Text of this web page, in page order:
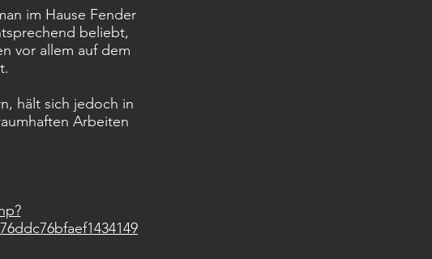
im Hause Fender
beliebt,
vor allem auf dem
hält sich jedoch in
Arbeiten